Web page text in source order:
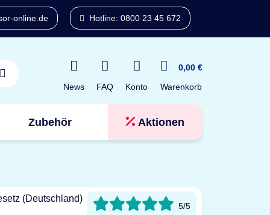
online.de Hotline: 0800 23 45 672
News FAQ Konto
0,00 €
Warenkorb
Zubehör Aktionen
5/5